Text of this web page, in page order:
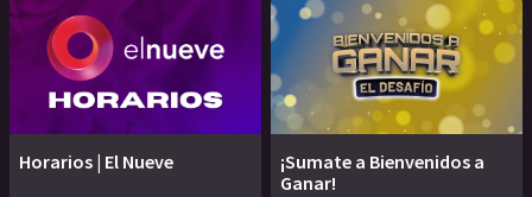
Horarios | El Nueve
¡Sumate a Bienvenidos a
Ganar!